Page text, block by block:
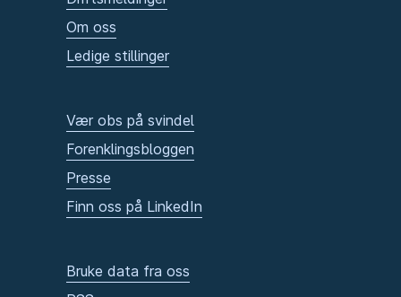
Om oss
Ledige stillinger
Vær obs på svindel
Forenklingsbloggen
Presse
Finn oss på LinkedIn
Bruke data fra oss